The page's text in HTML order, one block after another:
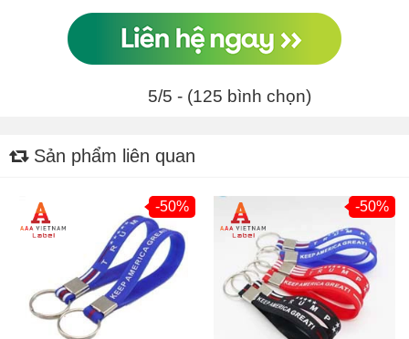
5/5 - (125 bình chọn)
Sản phẩm liên quan
-50% -50%